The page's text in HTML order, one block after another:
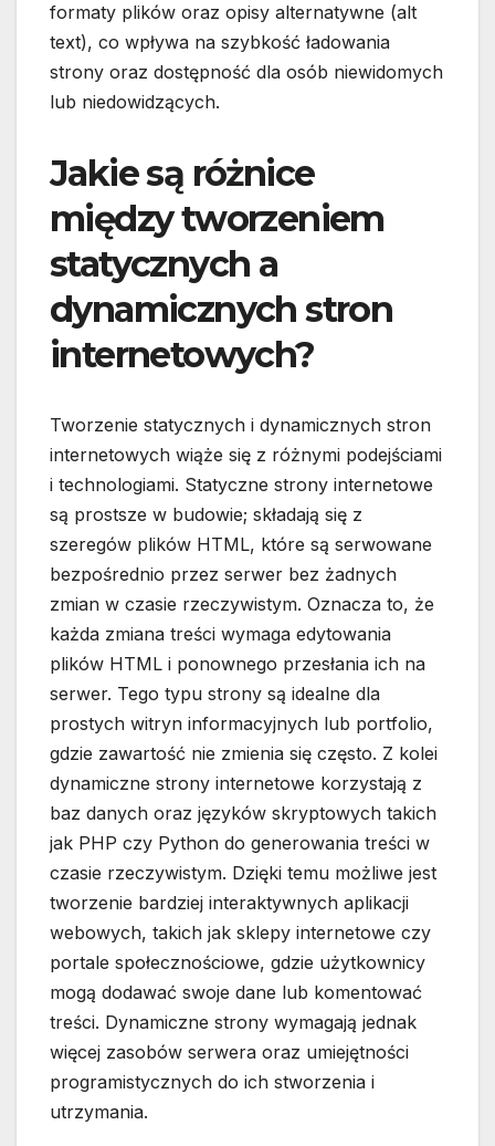
formaty plików oraz opisy alternatywne (alt
text), co wpływa na szybkość ładowania
strony oraz dostępność dla osób niewidomych
lub niedowidzących.
Jakie są różnice
między tworzeniem
statycznych a
dynamicznych stron
internetowych?
Tworzenie statycznych i dynamicznych stron
internetowych wiąże się z różnymi podejściami
i technologiami. Statyczne strony internetowe
są prostsze w budowie; składają się z
szeregów plików HTML, które są serwowane
bezpośrednio przez serwer bez żadnych
zmian w czasie rzeczywistym. Oznacza to, że
każda zmiana treści wymaga edytowania
plików HTML i ponownego przesłania ich na
serwer. Tego typu strony są idealne dla
prostych witryn informacyjnych lub portfolio,
gdzie zawartość nie zmienia się często. Z kolei
dynamiczne strony internetowe korzystają z
baz danych oraz języków skryptowych takich
jak PHP czy Python do generowania treści w
czasie rzeczywistym. Dzięki temu możliwe jest
tworzenie bardziej interaktywnych aplikacji
webowych, takich jak sklepy internetowe czy
portale społecznościowe, gdzie użytkownicy
mogą dodawać swoje dane lub komentować
treści. Dynamiczne strony wymagają jednak
więcej zasobów serwera oraz umiejętności
programistycznych do ich stworzenia i
utrzymania.